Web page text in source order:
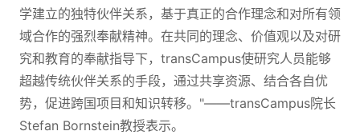
学建立的独特伙伴关系，基于真正的合作理念和对所有领
域合作的强烈奉献精神。在共同的理念、价值观以及对研
究和教育的奉献指导下，transCampus使研究人员能够
超越传统伙伴关系的手段，通过共享资源、结合各自优
势，促进跨国项目和知识转移。"——transCampus院长
Stefan Bornstein教授表示。